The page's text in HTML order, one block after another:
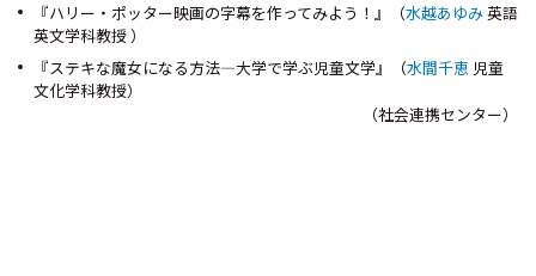
『ハリー・ポッター映画の字幕を作ってみよう！』（水越あゆみ英語
英文学科教授 ）
『ステキな魔女になる方法—大学で学ぶ児童文学』（水間千恵 児童
文化学科教授）
（社会連携センター）